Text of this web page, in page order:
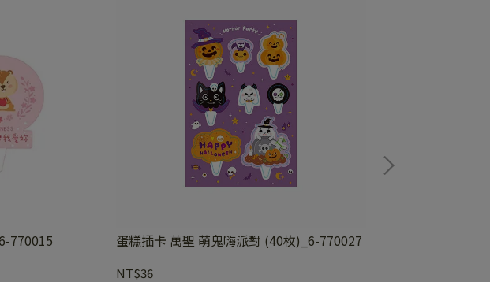
770015 蛋糕插卡 萬聖 萌鬼嗨派對 (40枚)_6-770027
NT$36